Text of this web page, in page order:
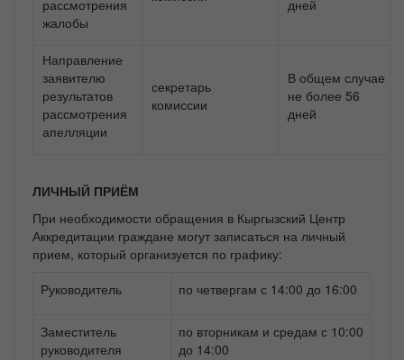
рассмотрения
жалобы
дней
Направление
заявителю
результатов
рассмотрения
апелляции
секретарь
комиссии
В общем случае
не более 56
дней
ЛИЧНЫЙ ПРИЁМ
При необходимости обращения в Кыргызский Центр
Аккредитации граждане могут записаться на личный
прием, который организуется по графику:
Руководитель
по четвергам с 14:00 до 16:00
Заместитель
руководителя
по вторникам и средам с 10:00
до 14:00